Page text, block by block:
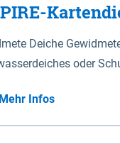
Deiche
oder
Deiche gelten
Sperrwerke Sperrwerke sind Bauwerke mit Sperrvorrichtungen in
eines Gebietes vor
Mehr Infos